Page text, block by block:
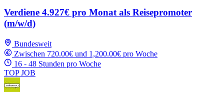
Verdiene 4.927€ pro Monat als Reisepromoter
(m/w/d)
Bundesweit
Zwischen 720.00€ und 1,200.00€ pro Woche
16 - 48 Stunden pro Woche
TOP JOB